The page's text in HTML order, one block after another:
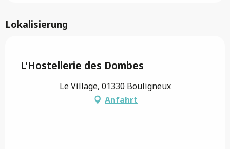
Lokalisierung
L'Hostellerie des Dombes
Le Village, 01330 Bouligneux
Anfahrt